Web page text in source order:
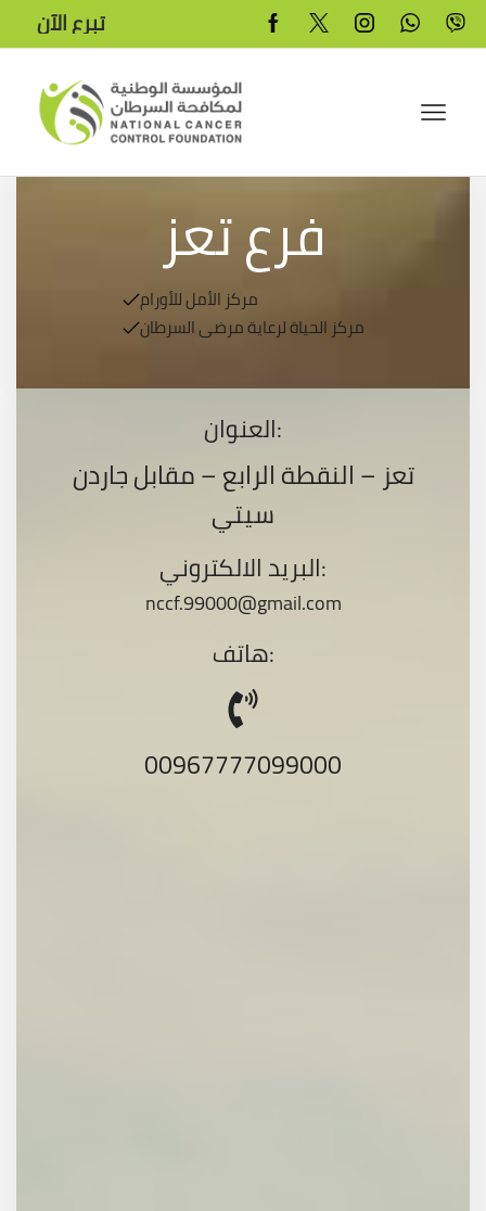
تبرع الآن
فرع تعز
مركز الأمل للأورام
مركز الحياة لرعاية مرضى السرطان
العنوان:
‏‏تعز‏ – النقطة الرابع – مقابل جاردن
سيتي
البريد الالكتروني:
nccf.99000@gmail.com
هاتف:
00967777099000